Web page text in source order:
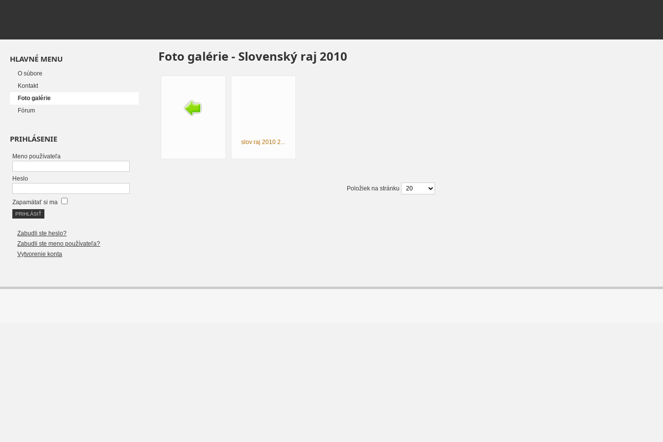
Foto galérie - Slovenský raj 2010
slov raj 2010 2...
Položiek na stránku
HLAVNÉ MENU
O súbore
Kontakt
Foto galérie
Fórum
PRIHLÁSENIE
Meno používateľa
Heslo
Zapamätať si ma
Zabudli ste heslo?
Zabudli ste meno používateľa?
Vytvorenie konta